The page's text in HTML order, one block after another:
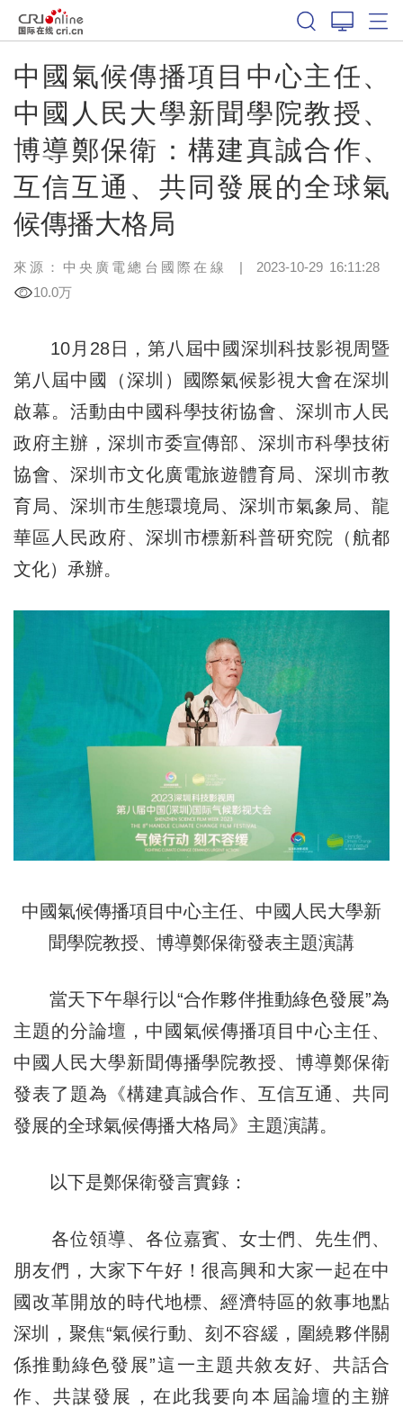
中國氣候傳播項目中心主任、
中國人民大學新聞學院教授、
博導鄭保衛：構建真誠合作、
互信互通、共同發展的全球氣
候傳播大格局
來源：中央廣電總台國際在線 | 2023-10-29 16:11:28
10.0万
10月28日，第八屆中國深圳科技影視周暨
第八屆中國（深圳）國際氣候影視大會在深圳
啟幕。活動由中國科學技術協會、深圳市人民
政府主辦，深圳市委宣傳部、深圳市科學技術
協會、深圳市文化廣電旅遊體育局、深圳市教
育局、深圳市生態環境局、深圳市氣象局、龍
華區人民政府、深圳市標新科普研究院（航都
文化）承辦。
中國氣候傳播項目中心主任、中國人民大學新
聞學院教授、博導鄭保衛發表主題演講
當天下午舉行以“合作夥伴推動綠色發展”為
主題的分論壇，中國氣候傳播項目中心主任、
中國人民大學新聞傳播學院教授、博導鄭保衛
發表了題為《構建真誠合作、互信互通、共同
發展的全球氣候傳播大格局》主題演講。
以下是鄭保衛發言實錄：
各位領導、各位嘉賓、女士們、先生們、
朋友們，大家下午好！很高興和大家一起在中
國改革開放的時代地標、經濟特區的敘事地點
深圳，聚焦“氣候行動、刻不容緩，圍繞夥伴關
係推動綠色發展”這一主題共敘友好、共話合
作、共謀發展，在此我要向本屆論壇的主辦